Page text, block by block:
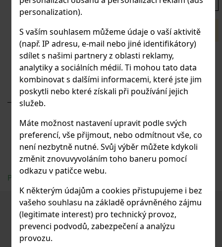
personalization).
S vaším souhlasem můžeme údaje o vaší aktivitě
(např. IP adresu, e-mail nebo jiné identifikátory)
sdílet s našimi partnery z oblasti reklamy,
analytiky a sociálních médií. Ti mohou tato data
kombinovat s dalšími informacemi, které jste jim
poskytli nebo které získali při používání jejich
služeb.
Máte možnost nastavení upravit podle svých
preferencí, vše přijmout, nebo odmítnout vše, co
není nezbytně nutné. Svůj výběr můžete kdykoli
změnit znovuvyvoláním toho baneru pomocí
odkazu v patičce webu.
K některým údajům a cookies přistupujeme i bez
vašeho souhlasu na základě oprávněného zájmu
(legitimate interest) pro technický provoz,
prevenci podvodů, zabezpečení a analýzu
provozu.
bez DPH s DPH
Omlouváme se, ale položka je nedostupná
Budete nakupovat větší množství kusů?
Poptávkový formulář
PDF ke stažení - technický list
Podobné produkty
Bodově svařovaná síť 30/4/1x2 m/FE